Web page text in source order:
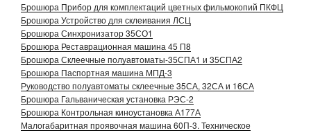
Брошюра Прибор для комплектаций цветных фильмокопий ПКФЦ
Брошюра Устройство для склеивания ЛСЦ
Брошюра Синхронизатор 35СО1
Брошюра Реставрационная машина 45 П8
Брошюра Склеечные полуавтоматы-35СПА1 и 35СПА2
Брошюра Паспортная машина МПД-3
Руководство полуавтоматы склеечные 35СА, 32СА и 16СА
Брошюра Гальваническая установка РЭС-2
Брошюра Контрольная киноустановка А177А
Малогабаритная проявочная машина 60П-3. Техническое